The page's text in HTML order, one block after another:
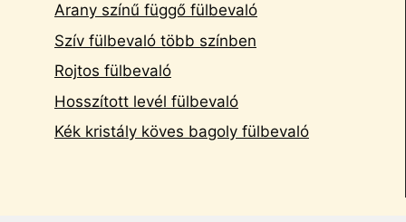
Arany színű függő fülbevaló
Szív fülbevaló több színben
Rojtos fülbevaló
Hosszított levél fülbevaló
Kék kristály köves bagoly fülbevaló